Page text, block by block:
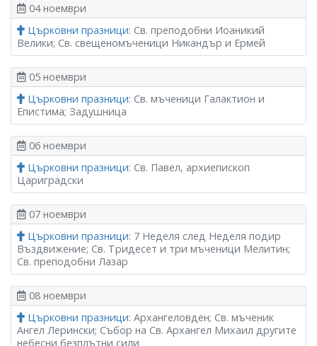
04 ноември
Църковни празници: Св. преподобни Иоаникий
Велики; Св. свещеномъченици Никандър и Ермей
05 ноември
Църковни празници: Св. мъченици Галактион и
Епистима; Задушница
06 ноември
Църковни празници: Св. Павел, архиепископ
Цариградски
07 ноември
Църковни празници: 7 Неделя след Неделя подир
Въздвижение; Св. Тридесет и три мъченици Мелитин;
Св. преподобни Лазар
08 ноември
Църковни празници: Архангеловден; Св. мъченик
Ангел Лерински; Събор на Св. Архангел Михаил другите
небесни безплътни сили